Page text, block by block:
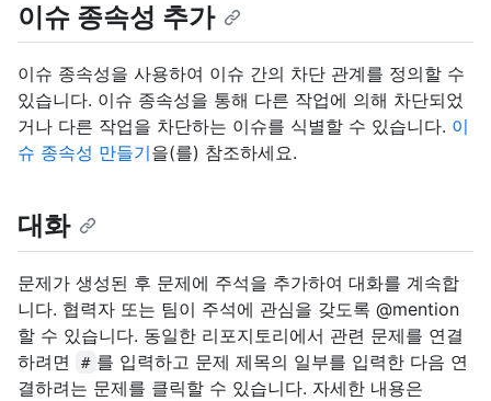
이슈 종속성 추가
이슈 종속성을 사용하여 이슈 간의 차단 관계를 정의할 수
있습니다. 이슈 종속성을 통해 다른 작업에 의해 차단되었
거나 다른 작업을 차단하는 이슈를 식별할 수 있습니다. 이
슈 종속성 만들기을(를) 참조하세요.
대화
문제가 생성된 후 문제에 주석을 추가하여 대화를 계속합
니다. 협력자 또는 팀이 주석에 관심을 갖도록 @mention
할 수 있습니다. 동일한 리포지토리에서 관련 문제를 연결
하려면
# 를 입력하고 문제 제목의 일부를 입력한 다음 연
결하려는 문제를 클릭할 수 있습니다. 자세한 내용은